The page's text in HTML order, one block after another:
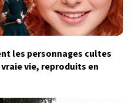
les personnages cultes
vie, reproduits en